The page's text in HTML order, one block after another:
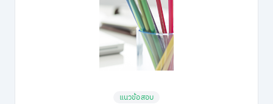
แนวข้อสอบ